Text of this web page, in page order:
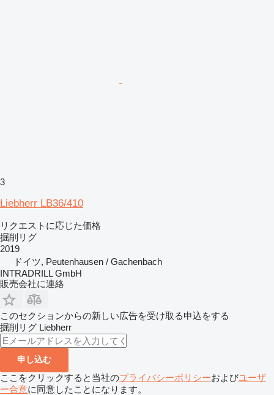
3
Liebherr LB36/410
リクエストに応じた価格
掘削リグ
2019
ドイツ, Peutenhausen / Gachenbach
INTRADRILL GmbH
販売会社に連絡
このセクションからの新しい広告を受け取る申込をする
掘削リグ Liebherr
申し込む
ここをクリックすると当社のプライバシーポリシーおよびユーザ
ー合意に同意したことになります。